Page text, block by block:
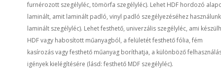
furnérozott szegélyléc, tömörfa szegélyléc). Lehet HDF hordozó
laminált, amit laminált padló, vinyl padló szegélyezéséhez
laminált szegélyléc). Lehet festhető, univerzális szegélyléc, ami
HDF vagy habosított műanyagból, a felületét festhető fólia, fém
kasírozás vagy festhető műanyag boríthatja, a különböző
igények kielégítésére (lásd: festhető MDF szegélyléc).